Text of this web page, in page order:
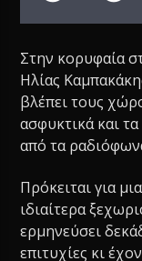
Στην κορυφαία
Ηλίας
βλέπει τους
ασφυκτικά και
από τα
Πρόκειται για
ιδιαίτερα
ερμηνεύσει
επιτυχίες κι